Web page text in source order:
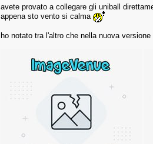
avete provato a collegare gli uniball
appena sto vento si calma
ho notato tra l'altro che nella nuova